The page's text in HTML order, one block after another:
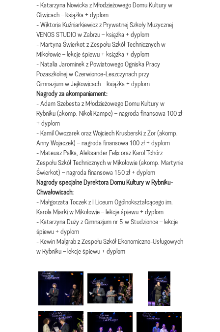
- Katarzyna Nowicka z Młodzieżowego Domu Kultury w
Gliwicach – książka + dyplom
- Wiktoria Kuźniarkiewicz z Prywatnej Szkoły Muzycznej
VENOS STUDIO w Zabrzu – książka + dyplom
- Martyna Świerkot z Zespołu Szkół Technicznych w
Mikołowie – lekcje śpiewu + książka + dyplom
- Natalia Jarominek z Powiatowego Ogniska Pracy
Pozaszkolnej w Czerwionce-Leszczynach przy
Gimnazjum w Jejkowicach – książka + dyplom
Nagrody za akompaniament:
- Adam Szebesta z Młodzieżowego Domu Kultury w
Rybniku (akomp. Nikoli Kampe) – nagroda finansowa 100 zł
+ dyplom
- Kamil Owczarek oraz Wojciech Krusberski z Żor (akomp.
Anny Wojaczek) – nagroda finansowa 100 zł + dyplom
- Mateusz Palka, Aleksander Felix oraz Karol Tchórz
Zespołu Szkół Technicznych w Mikołowie (akomp. Martynie
Świerkot) – nagroda finansowa 150 zł + dyplom
Nagrody specjalne Dyrektora Domu Kultury w Rybniku-
Chwałowicach:
- Małgorzata Toczek z I Liceum Ogólnokształcącego im.
Karola Miarki w Mikołowie – lekcje śpiewu + dyplom
- Katarzyna Duży z Gimnazjum nr 5 w Studzionce – lekcje
śpiewu + dyplom
- Kewin Malgrab z Zespołu Szkół Ekonomiczno-Usługowych
w Rybniku – lekcje śpiewu + dyplom